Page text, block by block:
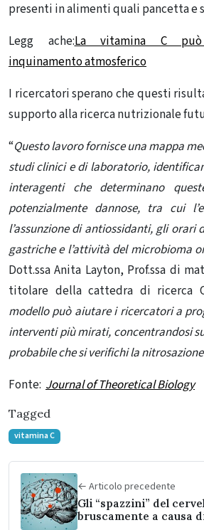
presenti in alimenti quali pancetta e
Legg ache:La vitamina C
inquinamento atmosferico
I ricercatori sperano che questi
supporto alla ricerca nutrizionale
“Questo lavoro fornisce una mappa
studi clinici e di laboratorio,
interagenti che determinano
potenzialmente dannose, tra cui
l’assunzione di antiossidanti, gli orari
gastriche e l’attività del microbioma
Dott.ssa Anita Layton, Prof.ssa di
titolare della cattedra di ricerca
modello può aiutare i ricercatori a
interventi più mirati, concentrandosi
probabile che si verifichi la
Fonte: Journal of Theoretical Biology
Tagged
vitamina C
← Articolo precedente
Gli “spazzini” del
bruscamente a causa